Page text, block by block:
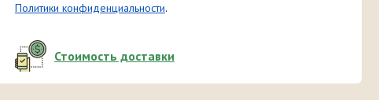
Политики конфиденциальности.
Стоимость доставки